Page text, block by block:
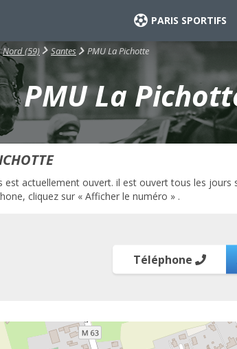
PARIS SPORTIFS
Nord (59) Santes PMU La Pichotte
PMU La
est actuellement ouvert. il est ouvert tous les jours
cliquez sur « Afficher le numéro » .
Téléphone